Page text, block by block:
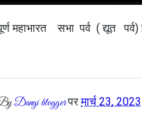
महाभारत सभा पर्व ( द्यूत पर्व)
Dangi bloggerपरमार्च 23, 2023